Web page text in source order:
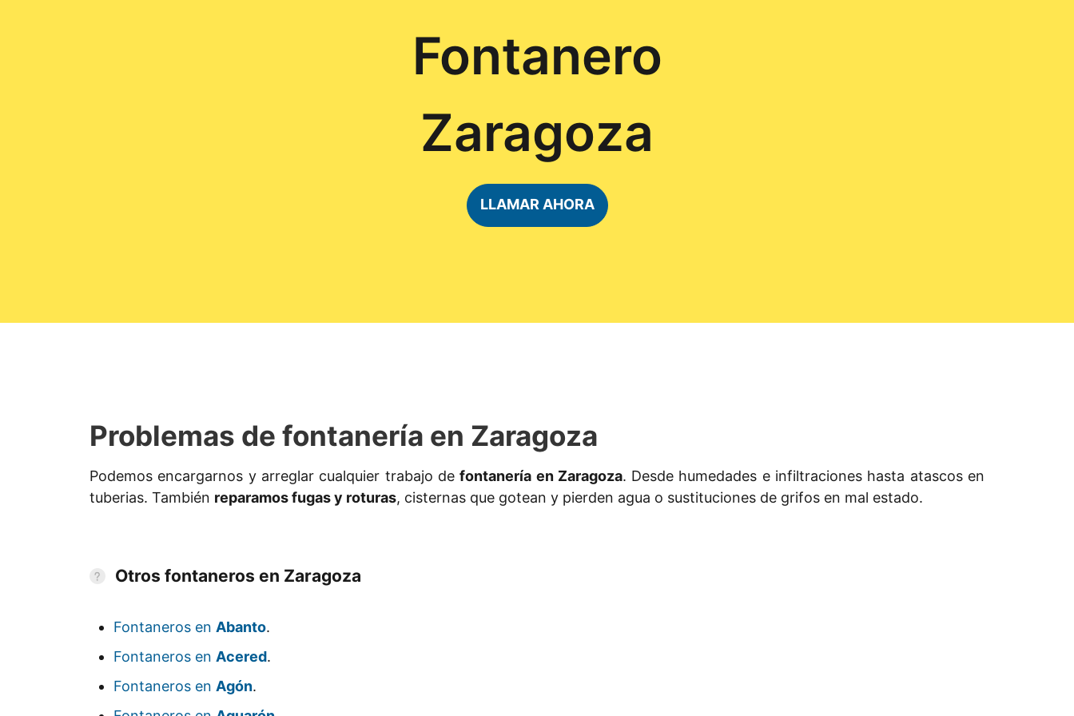
Fontanero
Zaragoza
LLAMAR AHORA
Problemas de fontanería en Zaragoza
Podemos encargarnos y arreglar cualquier trabajo defontanería en Zaragoza. Desde humedades e infiltraciones hasta atascos en
tuberias. También reparamos fugas y roturas, cisternas que gotean y pierden agua o sustituciones de grifos en mal estado.
Otros fontaneros en Zaragoza
Fontaneros en Abanto.
Fontaneros en Acered.
Fontaneros en Agón.